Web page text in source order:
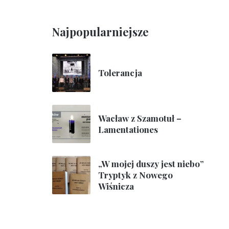
Najpopularniejsze
Tolerancja
Wacław z Szamotuł –
Lamentationes
„W mojej duszy jest niebo”
Tryptyk z Nowego
Wiśnicza